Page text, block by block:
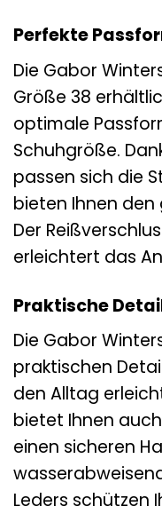
Perfekte
Die Gabor
Größe 38
optimale
Schuhgröße.
passen sich die
bieten Ihnen
Der
erleichtert das
Praktische
Die Gabor
praktischen
den Alltag
bietet Ihnen
einen sicheren
Leders schützen